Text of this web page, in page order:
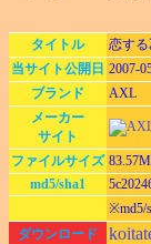
タイトル
恋す
当サイト公開日 2007-
ブランド
AXL
メーカー
サイト
ファイルサイズ
md5/sha1
※md5/
ダウンロード